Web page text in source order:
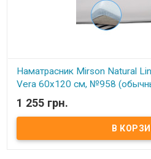
Наматрасник Mirson Natural
Vera 60x120 см, №958
периметру)
Наматрасник Mirson Natural Line
1 255 грн.